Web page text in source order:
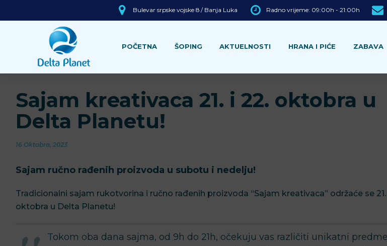
Bulevar srpske vojske 8 / Banja Luka Radno vrijeme: 09:00h - 21:00h
POČETNA ŠOPING AKTUELNOSTI HRANA I PIĆE ZABAVA
Sajam kreativaca 21. i 22. oktobra u
Delta Planetu!
16 Oktobra, 2023
Sajam ručno rađenih proizvoda u subotu i nedelju!
Tradicionalni sajam rukotvorina i ručno rađenih proizvoda “Sajam kreativaca” održaće se 21.
oktobra u Delta Planetu!
Tokom oba dana sajma, od 9h do 21h, očekuju vas različiti unikatni